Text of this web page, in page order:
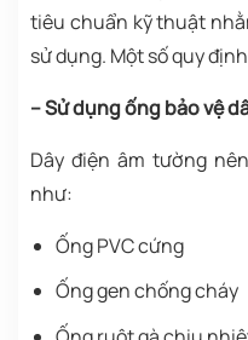
tiêu chuẩn kỹ thuật
sử dụng. Một số quy
– Sử dụng ống bảo vệ
Dây điện âm tường
như:
Ống PVC cứng
Ống gen chống cháy